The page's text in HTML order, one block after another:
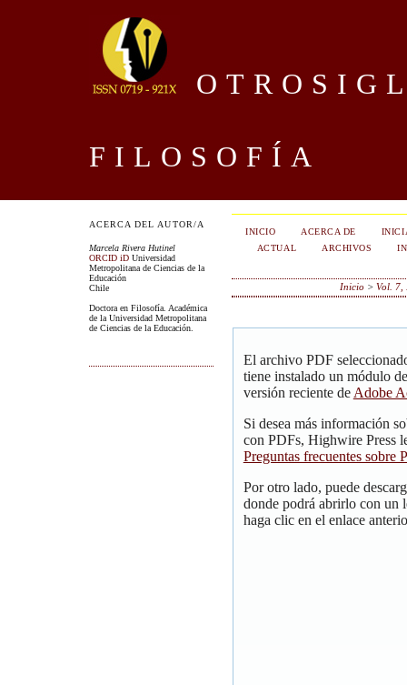
FILOSOFÍA
ACERCA DEL AUTOR/A
Marcela Rivera Hutinel
ORCID iD Universidad
Metropolitana de Ciencias de la
Educación
Chile
Doctora en Filosofía. Académica
de la Universidad Metropolitana
de Ciencias de la Educación.
INICIO ACERCA DE
ACTUAL
ARCHIVOS
Inicio >Vol. 7,
El archivo PDF
tiene instalado un módulo
versión reciente de Adobe
Si desea más información
con PDFs, Highwire Press
Preguntas frecuentes sobre
Por otro lado, puede
donde podrá abrirlo con un
haga clic en el enlace